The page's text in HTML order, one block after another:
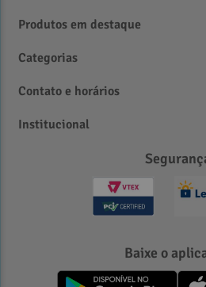
Produtos em destaque
Categorias
Contato e horários
Institucional
Baixe o